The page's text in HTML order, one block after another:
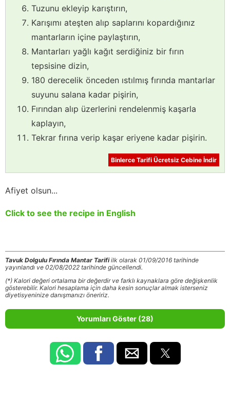
Tuzunu ekleyip karıştırın,
Karışımı ateşten alıp saplarını kopardığınız
mantarların içine paylaştırın,
Mantarları yağlı kağıt serdiğiniz bir fırın
tepsisine dizin,
180 derecelik önceden ıstılmış fırında mantarlar
suyunu salana kadar pişirin,
Fırından alıp üzerlerini rendelenmiş kaşarla
kaplayın,
Tekrar fırına verip kaşar eriyene kadar pişirin.
Binlerce Tarifi Ücretsiz Cebine İndir
Afiyet olsun...
Click to see the recipe in English
Tavuk Dolgulu Fırında Mantar Tarifiilk olarak 01/09/2016 tarihinde
yayınlandı ve 02/08/2022 tarihinde güncellendi.
(*) Kalori değeri ortalama bir değerdir ve farklı kaynaklara göre değişkenlik
gösterebilir. Kalori hesaplama için daha kesin sonuçlar almak isterseniz
diyetisyeninize danışmanızı öneririz.
Yorumları Göster (28)